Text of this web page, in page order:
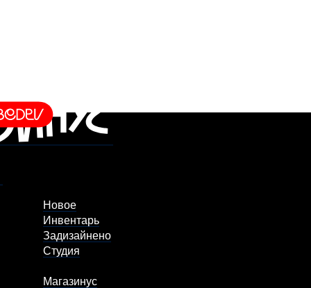
Новое
Инвентарь
Задизайнено
Студия
Магазинус